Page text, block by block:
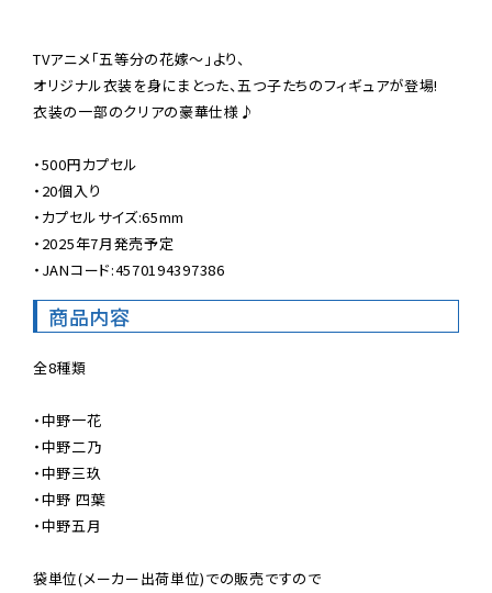
TVアニメ「五等分の花嫁〜」より、
オリジナル衣装を身にまとった、五つ子たちのフィギュアが登場!
衣装の一部のクリアの豪華仕様♪
・500円カプセル
・20個入り
・カプセルサイズ:65mm
・2025年7月発売予定
・JANコード:4570194397386
商品内容
全8種類
・中野一花
・中野二乃
・中野三玖
・中野 四葉
・中野五月
袋単位(メーカー出荷単位)での販売ですので